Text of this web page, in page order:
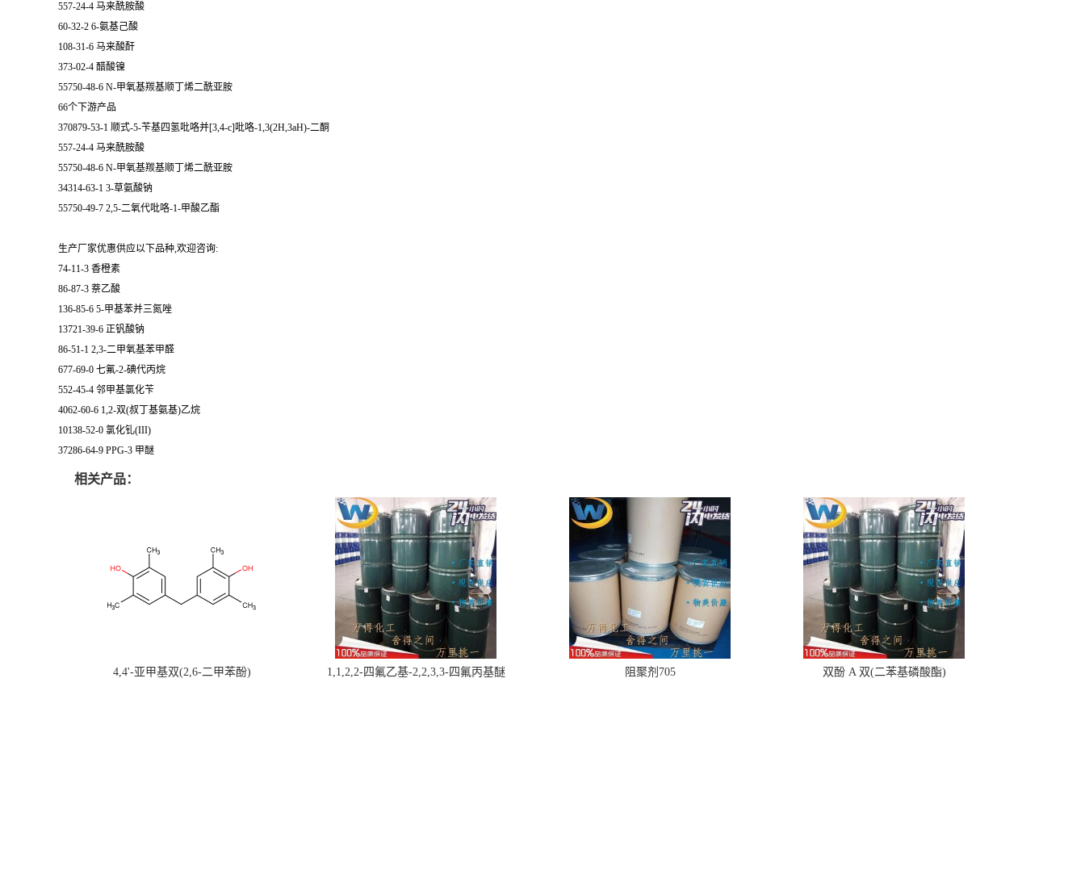
557-24-4 马来酰胺酸
60-32-2 6-氨基己酸
108-31-6 马来酸酐
373-02-4 醋酸镍
55750-48-6 N-甲氧基羰基顺丁烯二酰亚胺
66个下游产品
370879-53-1 顺式-5-苄基四氢吡咯并[3,4-c]吡咯-1,3(2H,3aH)-二酮
557-24-4 马来酰胺酸
55750-48-6 N-甲氧基羰基顺丁烯二酰亚胺
34314-63-1 3-草氨酸钠
55750-49-7 2,5-二氧代吡咯-1-甲酸乙酯
生产厂家优惠供应以下品种,欢迎咨询:
74-11-3 香橙素
86-87-3 萘乙酸
136-85-6 5-甲基苯并三氮唑
13721-39-6 正钒酸钠
86-51-1 2,3-二甲氧基苯甲醛
677-69-0 七氟-2-碘代丙烷
552-45-4 邻甲基氯化苄
4062-60-6 1,2-双(叔丁基氨基)乙烷
10138-52-0 氯化钆(III)
37286-64-9 PPG-3 甲醚
相关产品：
4,4'-亚甲基双(2,6-二甲苯酚) 1,1,2,2-四氟乙基-2,2,3,3-四氟丙基醚 阻聚剂705 双酚 A 双(二苯基磷酸酯)